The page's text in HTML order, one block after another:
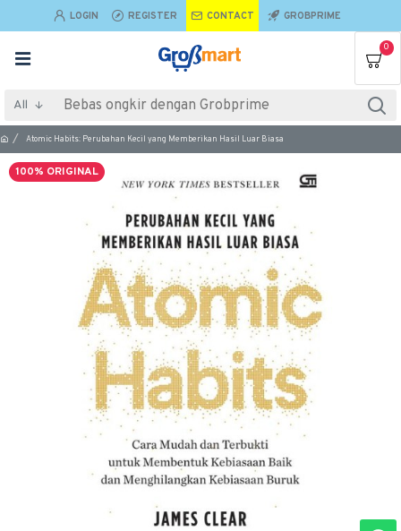
LOGIN REGISTER CONTACT GROBPRIME
0
All
Atomic Habits: Perubahan Kecil yang Memberikan Hasil Luar Biasa
100% ORIGINAL